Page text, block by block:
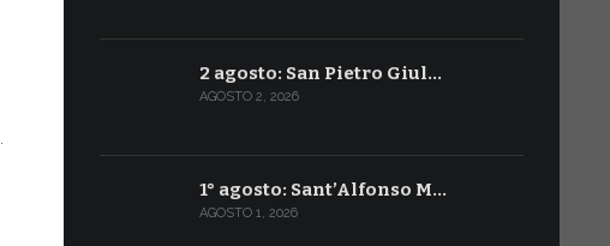
2 agosto: San Pietro Giul…
AGOSTO 2, 2026
1° agosto: Sant’Alfonso M…
AGOSTO 1, 2026